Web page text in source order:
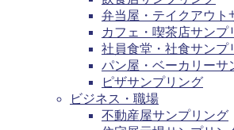
弁当屋・テイクアウト
カフェ・喫茶店サンプ
社員食堂・社食サンプ
パン屋・ベーカリーサ
ピザサンプリング
ビジネス・職場
不動産屋サンプリング